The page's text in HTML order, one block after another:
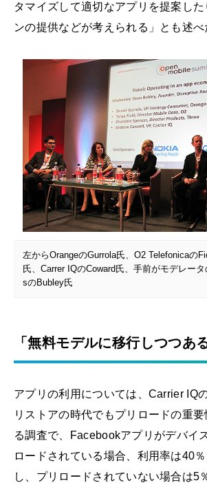
タマイズして適切なアプリを提案し
ンの提供などが考えられる」とも述べ
左からOrangeのGurrola氏、O2 Telefonicaの
氏、Carrer IQのCoward氏、手前がモデレー
sのBubley氏
「無料モデルに移行しつつある
アプリの利用については、Carrier IQ
リストアの時代でもプリロードの重
る調査で、Facebookアプリがデバイ
ロードされている場合、利用率は40
し、プリロードされていない場合は5